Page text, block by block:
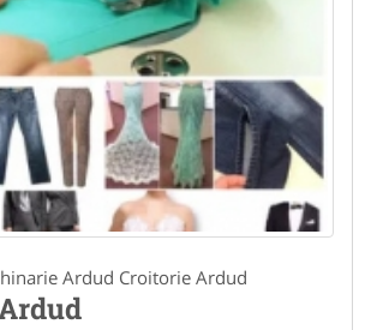
Ardud Croitorie Ardud